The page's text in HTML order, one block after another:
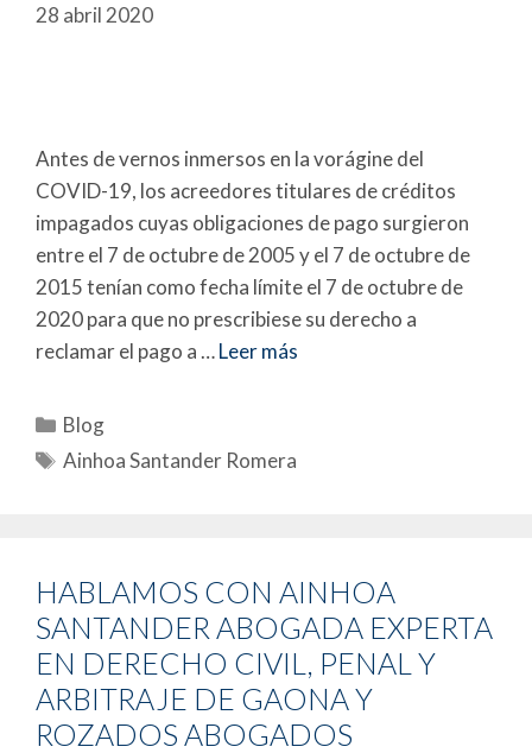
28 abril 2020
Antes de vernos inmersos en la vorágine del
COVID-19, los acreedores titulares de créditos
impagados cuyas obligaciones de pago surgieron
entre el 7 de octubre de 2005 y el 7 de octubre de
2015 tenían como fecha límite el 7 de octubre de
2020 para que no prescribiese su derecho a
reclamar el pago a …Leer más
Blog
Ainhoa Santander Romera
HABLAMOS CON AINHOA
SANTANDER ABOGADA EXPERTA
EN DERECHO CIVIL, PENAL Y
ARBITRAJE DE GAONA Y
ROZADOS ABOGADOS